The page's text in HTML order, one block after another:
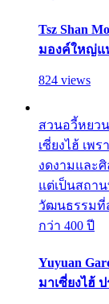
Tsz Shan
มองค์ใหญ่แ
824 views
สวนอวี้หยว
เซี่ยงไฮ้ เพ
งดงามและ
แต่เป็นสถา
วัฒนธรรมที่
กว่า 400 ปี
Yuyuan
มาเซี่ยงไฮ้